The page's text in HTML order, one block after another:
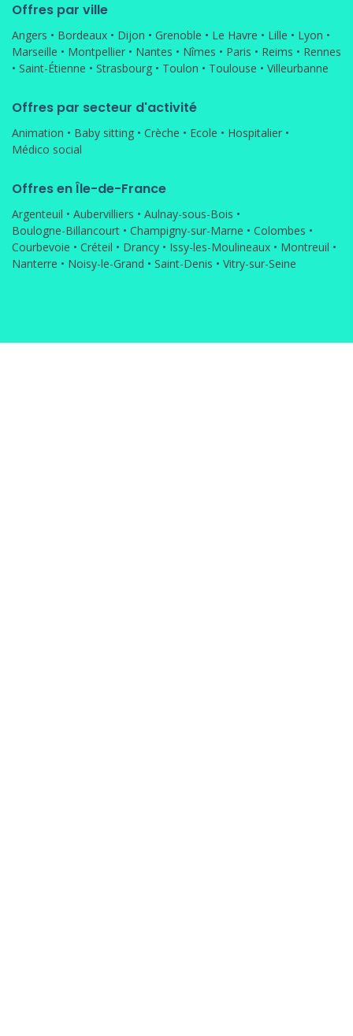
Offres par ville
Angers • Bordeaux • Dijon • Grenoble • Le Havre • Lille • Lyon •
Marseille • Montpellier • Nantes • Nîmes • Paris • Reims • Rennes
• Saint-Étienne • Strasbourg • Toulon • Toulouse • Villeurbanne
Offres par secteur d'activité
Animation • Baby sitting • Crèche • Ecole • Hospitalier •
Médico social
Offres en Île-de-France
Argenteuil • Aubervilliers • Aulnay-sous-Bois •
Boulogne-Billancourt • Champigny-sur-Marne • Colombes •
Courbevoie • Créteil • Drancy • Issy-les-Moulineaux • Montreuil •
Nanterre • Noisy-le-Grand • Saint-Denis • Vitry-sur-Seine